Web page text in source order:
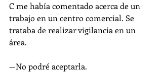
C me había comentado acerca de un
trabajo en un centro comercial. Se
trataba de realizar vigilancia en un
área.
—No podré aceptarla.